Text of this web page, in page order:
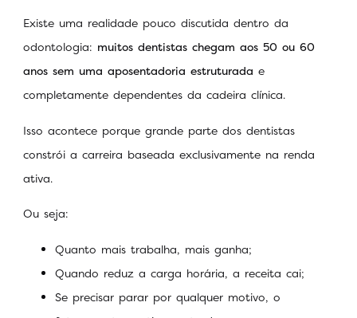
Existe uma realidade pouco discutida dentro da
odontologia: muitos dentistas chegam aos 50 ou 60
anos sem uma aposentadoria estruturada e
completamente dependentes da cadeira clínica.
Isso acontece porque grande parte dos dentistas
constrói a carreira baseada exclusivamente na renda
ativa.
Ou seja:
Quanto mais trabalha, mais ganha;
Quando reduz a carga horária, a receita cai;
Se precisar parar por qualquer motivo, o